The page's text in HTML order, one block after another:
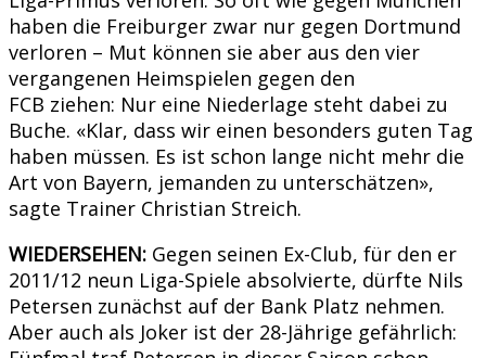
haben die Freiburger zwar nur gegen Dortmund
verloren – Mut können sie aber aus den vier
vergangenen Heimspielen gegen den
FCB ziehen: Nur eine Niederlage steht dabei zu
Buche. «Klar, dass wir einen besonders guten Tag
haben müssen. Es ist schon lange nicht mehr die
Art von Bayern, jemanden zu unterschätzen»,
sagte Trainer Christian Streich.
WIEDERSEHEN: Gegen seinen Ex-Club, für den er
2011/12 neun Liga-Spiele absolvierte, dürfte Nils
Petersen zunächst auf der Bank Platz nehmen.
Aber auch als Joker ist der 28-Jährige gefährlich: